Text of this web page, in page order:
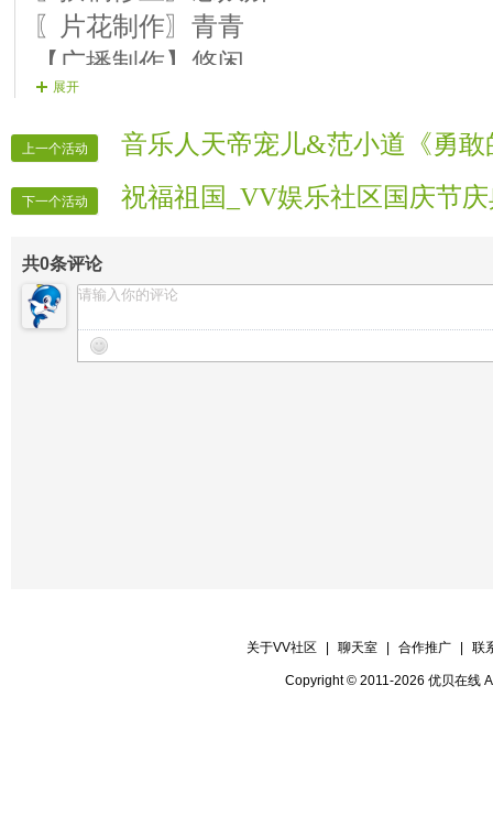
16【庆典歌手】承受------------歌曲《康
17【庆典乐手】牧笛------------笛子独奏
18〖庆典诵读〗丹阳------------朗诵《
20〖庆典歌手〗倾诉------------歌曲《
你》
〖结束舞〗舞韵 幼教 似水情----舞蹈《
〖片花制作〗青青
【广播制作】悠闲
〖庆典主持〗无花果 丹阳 月亮
【庆典主持】止水 亦凡 冷風
〖片花护麦〗自在 挠挠 兰心 疯妃 雪舞
【庆典录制】VV宣传录制部
展开
上一个活动 音乐人天帝宠儿&范小道《勇
下一个活动 祝福祖国_VV娱乐社区国庆节
共0条评论
关于VV社区 聊天室 合作推广 联
Copyright © 2011-2026 优贝在线